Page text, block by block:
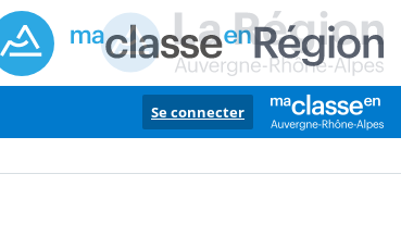
Se connecter